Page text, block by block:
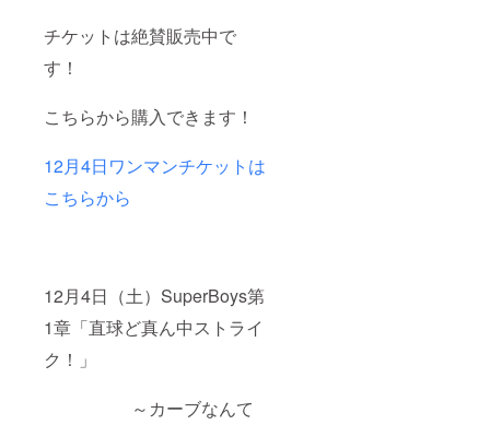
チケットは絶賛販売中で
す！
こちらから購入できます！
12月4日ワンマンチケットは
こちらから
12月4日（土）SuperBoys第
1章「直球ど真ん中ストライ
ク！」
～カーブなんて